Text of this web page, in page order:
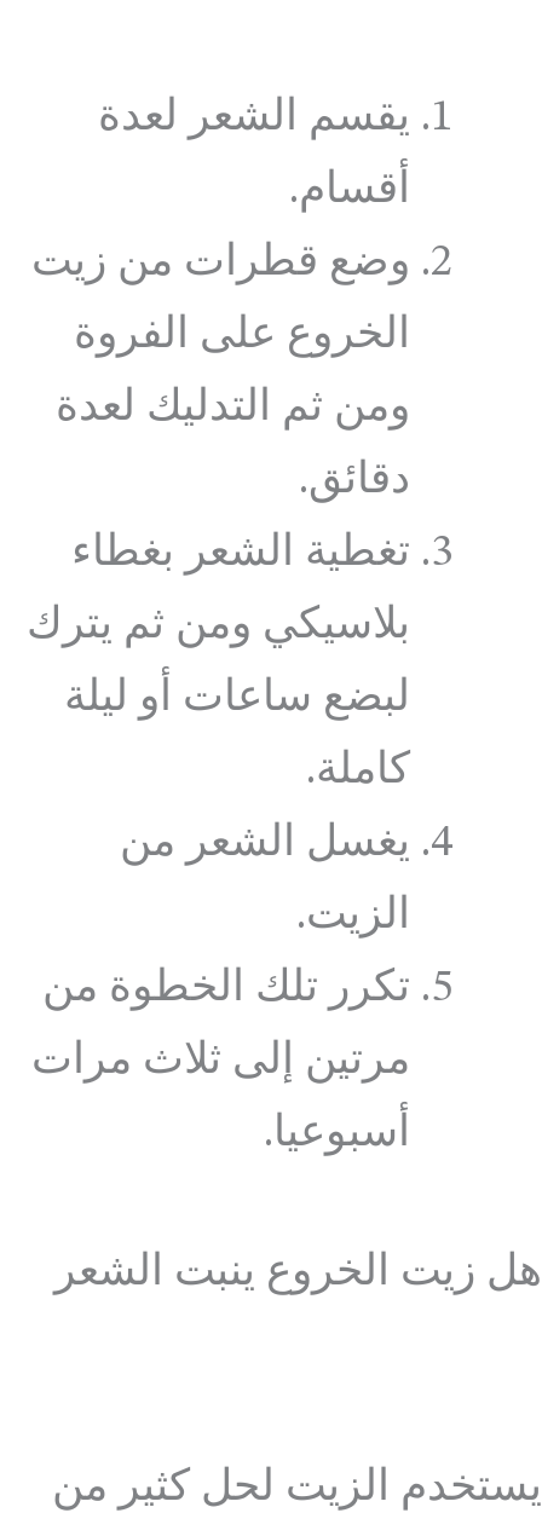
يقسم الشعر لعدة
أقسام.
وضع قطرات من زيت
الخروع على الفروة
ومن ثم التدليك لعدة
دقائق.
تغطية الشعر بغطاء
بلاسيكي ومن ثم يترك
لبضع ساعات أو ليلة
كاملة.
يغسل الشعر من
الزيت.
تكرر تلك الخطوة من
مرتين إلى ثلاث مرات
أسبوعيا.
هل زيت الخروع ينبت الشعر
يستخدم الزيت لحل كثير من